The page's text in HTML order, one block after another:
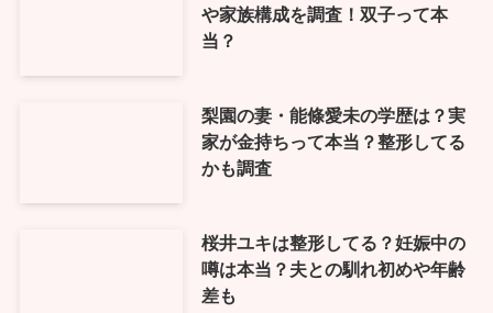
や家族構成を調査！双子って本
当？
梨園の妻・能條愛未の学歴は？実
家が金持ちって本当？整形してる
かも調査
桜井ユキは整形してる？妊娠中の
噂は本当？夫との馴れ初めや年齢
差も